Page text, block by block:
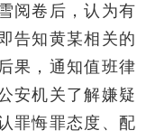
阅卷后，认为有
告知黄某相关的
果，通知值班律
安机关了解嫌疑
罪悔罪态度、配